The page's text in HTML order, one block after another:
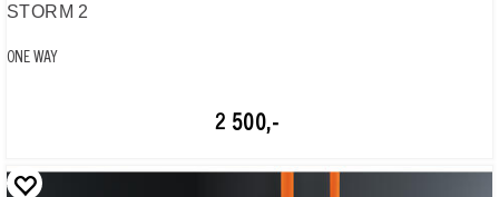
STORM 2
ONE WAY
2 500,-